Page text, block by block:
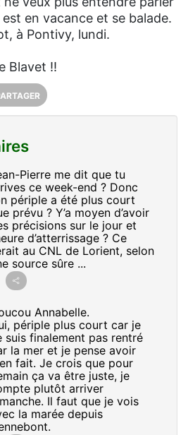
en vacance et se balade.
à Pontivy, lundi.
Blavet !!
Pierre me dit que tu
ce week-end ? Donc
périple a été plus court
prévu ? Y’a moyen d’avoir
précisions sur le jour et
d’atterrissage ? Ce
au CNL de Lorient, selon
source sûre ...
Annabelle.
périple plus court car je
suis finalement pas rentré
la mer et je pense avoir
fait. Je crois que pour
ça va être juste, je
plutôt arriver
Il faut que je vois
la marée depuis